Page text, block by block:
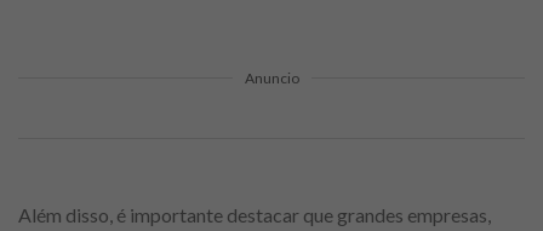
Anuncio
Além disso, é importante destacar que grandes empresas,